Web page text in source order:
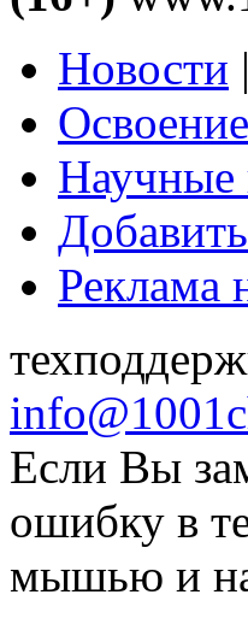
Новости |
Научные
Реклама
Если Вы
ошибку в
мышью и